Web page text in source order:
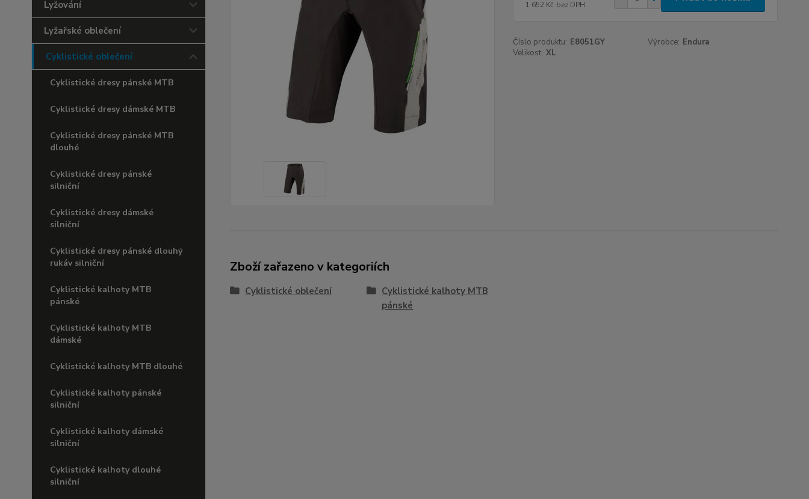
Lyžování
Lyžařské oblečení
Cyklistické oblečení
Cyklistické dresy pánské MTB
Cyklistické dresy dámské MTB
Cyklistické dresy pánské MTB
dlouhé
Cyklistické dresy pánské
silniční
Cyklistické dresy dámské
silniční
Cyklistické dresy pánské dlouhý
rukáv silniční
Cyklistické kalhoty MTB
pánské
Cyklistické kalhoty MTB
dámské
Cyklistické kalhoty MTB dlouhé
Cyklistické kalhoty pánské
silniční
Cyklistické kalhoty dámské
silniční
Cyklistické kalhoty dlouhé
silniční
1 652 Kč bez DPH
Číslo produktu: E8051GY Výrobce: Endura
Velikost: XL
Zboží zařazeno v kategoriích
Cyklistické oblečení
Cyklistické kalhoty MTB
pánské